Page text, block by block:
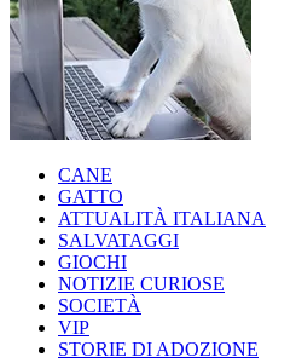
CANE
GATTO
ATTUALITÀ ITALIANA
SALVATAGGI
GIOCHI
NOTIZIE CURIOSE
SOCIETÀ
VIP
STORIE DI ADOZIONE